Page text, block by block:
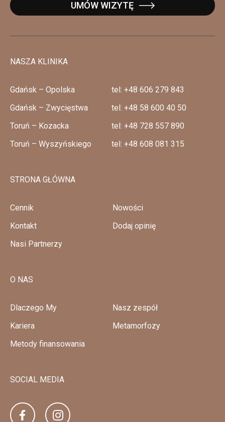
UMÓW WIZYTĘ
NASZA KLINIKA
Gdańsk – Opolska
Gdańsk – Zwycięstwa
Toruń – Kozacka
Toruń – Wyszyńskiego
tel: +48 606 279 843
tel: +48 58 600 40 50
tel: +48 728 557 890
tel: +48 608 081 315
STRONA GŁÓWNA
Cennik
Nowości
Kontakt
Dodaj opinię
Nasi Partnerzy
O NAS
Dlaczego My
Nasz zespół
Kariera
Metamorfozy
Metody finansowania
SOCIAL MEDIA